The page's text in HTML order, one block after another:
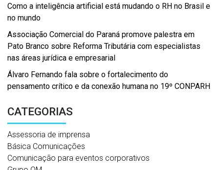
Como a inteligência artificial está mudando o RH no Brasil e
no mundo
Associação Comercial do Paraná promove palestra em
Pato Branco sobre Reforma Tributária com especialistas
nas áreas jurídica e empresarial
Álvaro Fernando fala sobre o fortalecimento do
pensamento crítico e da conexão humana no 19º CONPARH
CATEGORIAS
Assessoria de imprensa
Básica Comunicações
Comunicação para eventos corporativos